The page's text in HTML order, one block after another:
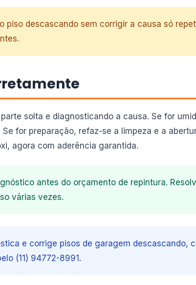
piso descascando sem corrigir a causa só
solta e diagnosticando a causa. Se for
for preparação, refaz-se a limpeza e a
agora com aderência garantida.
antes do orçamento de repintura.
várias vezes.
e corrige pisos de garagem descascando,
(11) 94772-8991.